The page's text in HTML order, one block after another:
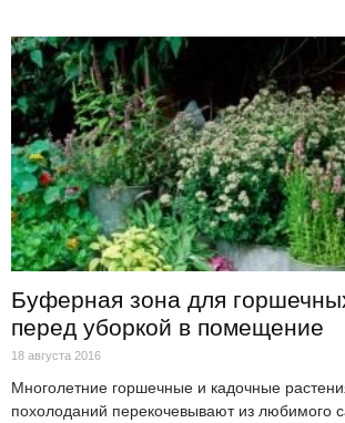
Буферная зона для
перед уборкой в помещение
18 августа 2016
Многолетние горшечные и кадочные
похолоданий перекочевывают из любимого